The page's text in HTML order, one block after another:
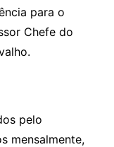
para o
Chefe do
pelo
mensalmente,